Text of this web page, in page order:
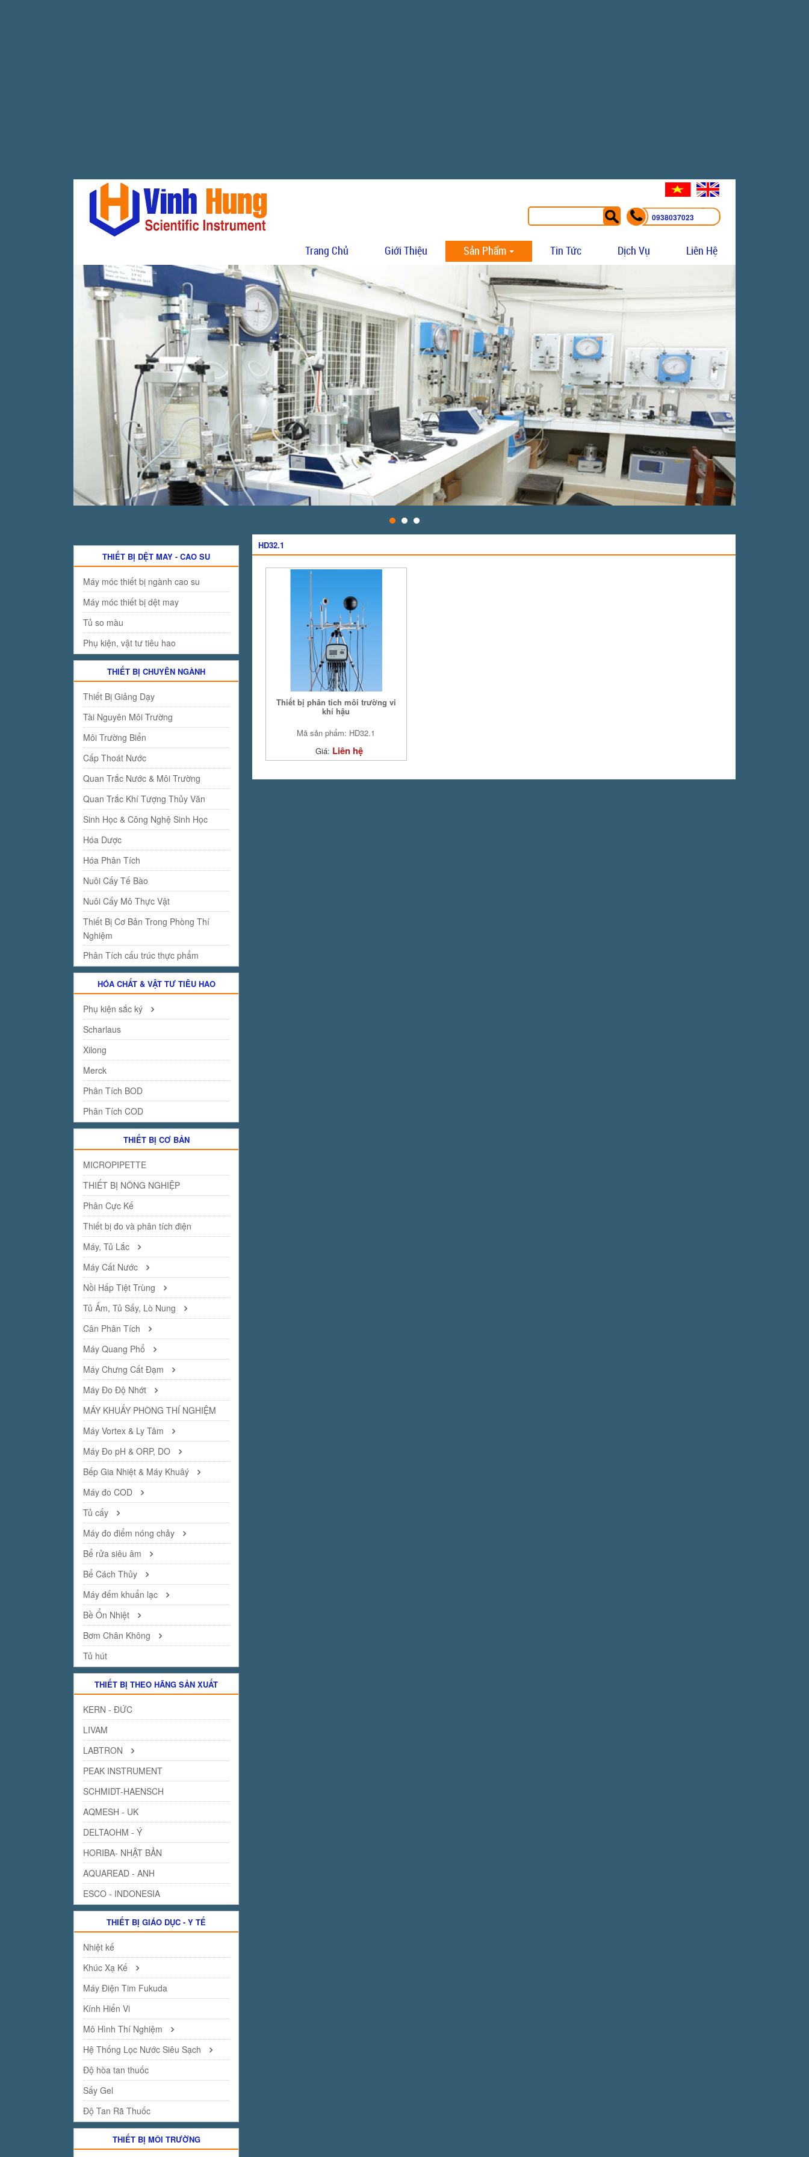
0938037023
Trang Chủ Giới Thiệu Sản Phẩm Tin Tức Dịch Vụ Liên Hệ
HD32.1
Thiết bị phân tích môi trường vi
khí hậu
Mã sản phẩm: HD32.1
Giá: Liên hệ
THIẾT BỊ DỆT MAY - CAO SU
Máy móc thiết bị ngành cao su
Máy móc thiết bị dệt may
Tủ so màu
Phụ kiện, vật tư tiêu hao
THIẾT BỊ CHUYÊN NGÀNH
Thiết Bị Giảng Dạy
Tài Nguyên Môi Trường
Môi Trường Biển
Cấp Thoát Nước
Quan Trắc Nước & Môi Trường
Quan Trắc Khí Tượng Thủy Văn
Sinh Học & Công Nghệ Sinh Học
Hóa Dược
Hóa Phân Tích
Nuôi Cấy Tế Bào
Nuôi Cấy Mô Thực Vật
Thiết Bị Cơ Bản Trong Phòng Thí
Nghiệm
Phân Tích cấu trúc thực phẩm
HÓA CHẤT & VẬT TƯ TIÊU HAO
Phụ kiện sắc ký
Scharlaus
Xilong
Merck
Phân Tích BOD
Phân Tích COD
THIẾT BỊ CƠ BẢN
MICROPIPETTE
THIẾT BỊ NÔNG NGHIỆP
Phân Cực Kế
Thiết bị đo và phân tích điện
Máy, Tủ Lắc
Máy Cất Nước
Nồi Hấp Tiệt Trùng
Tủ Ấm, Tủ Sấy, Lò Nung
Cân Phân Tích
Máy Quang Phổ
Máy Chưng Cất Đạm
Máy Đo Độ Nhớt
MÁY KHUẤY PHÒNG THÍ NGHIỆM
Máy Vortex & Ly Tâm
Máy Đo pH & ORP, DO
Bếp Gia Nhiệt & Máy Khuâý
Máy đo COD
Tủ cấy
Máy đo điểm nóng chảy
Bể rửa siêu âm
Bể Cách Thủy
Máy đếm khuẩn lạc
Bề Ổn Nhiệt
Bơm Chân Không
Tủ hút
THIẾT BỊ THEO HÃNG SẢN XUẤT
KERN - ĐỨC
LIVAM
LABTRON
PEAK INSTRUMENT
SCHMIDT-HAENSCH
AQMESH - UK
DELTAOHM - Ý
HORIBA- NHẬT BẢN
AQUAREAD - ANH
ESCO - INDONESIA
THIẾT BỊ GIÁO DỤC - Y TẾ
Nhiệt kế
Khúc Xạ Kế
Máy Điện Tim Fukuda
Kính Hiển Vi
Mô Hình Thí Nghiệm
Hệ Thống Lọc Nước Siêu Sạch
Độ hòa tan thuốc
Sấy Gel
Độ Tan Rã Thuốc
THIẾT BỊ MÔI TRƯỜNG